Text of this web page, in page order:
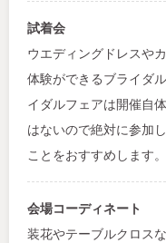
試着会
ウエディングドレスや
体験ができるブライダ
イダルフェアは開催自
はないので絶対に参加
ことをおすすめします。
会場コーディネート
装花やテーブルクロス